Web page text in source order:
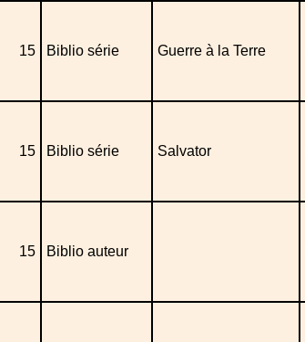
15 Biblio série Guerre à la Terre
15 Biblio série Salvator
15 Biblio auteur